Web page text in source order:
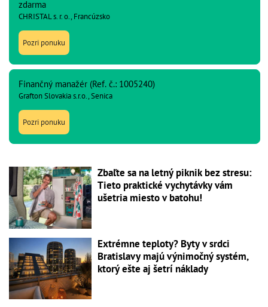
zdarma
CHRISTAL s. r. o., Francúzsko
Pozri ponuku
Finančný manažér (Ref. č.: 1005240)
Grafton Slovakia s.r.o., Senica
Pozri ponuku
Zbaľte sa na letný piknik bez stresu:
Tieto praktické vychytávky vám
ušetria miesto v batohu!
Extrémne teploty? Byty v srdci
Bratislavy majú výnimočný systém,
ktorý ešte aj šetrí náklady